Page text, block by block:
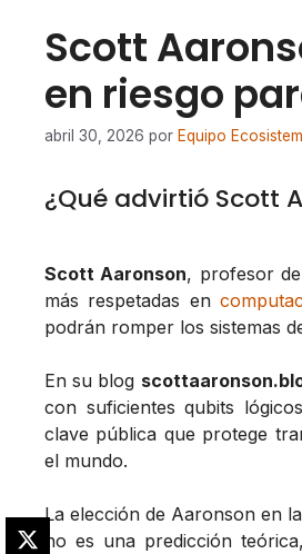
Scott
en riesgo
abril 30, 2026 por Equipo
¿Qué advirtió Scott
Scott Aaronson, profesor
más respetadas en
podrán romper los sistemas
En su blog
con suficientes qubits
clave pública que protege
el mundo.
La elección de Aaronson en
no es una predicción